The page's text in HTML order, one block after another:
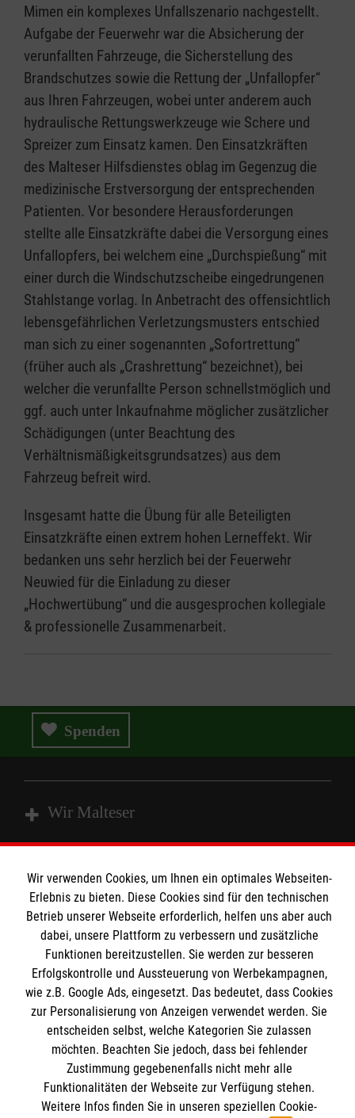
Mimen ein komplexes Unfallszenario nachgestellt.
Aufgabe der Feuerwehr war die Absicherung der
verunfallten Fahrzeuge, die Sicherstellung des
Brandschutzes sowie die Rettung der „Unfallopfer“
aus Ihren Fahrzeugen, wobei unter anderem auch
hydraulische Rettungswerkzeuge wie Schere und
Spreizer zum Einsatz kamen. Den Einsatzkräften
des Malteser Hilfsdienstes oblag im Gegenzug die
medizinische Erstversorgung der entsprechenden
Patienten. Vor besondere Herausforderungen
stellte alle Einsatzkräfte dabei die Versorgung eines
Unfallopfers, bei welchem eine „Durchspießung“ mit
einer durch die Windschutzscheibe eingedrungenen
Stahlstange vorlag. In Anbetracht des offensichtlich
lebensgefährlichen Verletzungsmusters entschied
man sich zu einer sogenannten „Sofortrettung“
(früher auch als „Crashrettung“ bezeichnet), bei
welcher die verunfallte Person schnellstmöglich und
ggf. auch unter Inkaufnahme möglicher zusätzlicher
Schädigungen (unter Beachtung des
Verhältnismäßigkeitsgrundsatzes) aus dem
Fahrzeug befreit wird.
Insgesamt hatte die Übung für alle Beteiligten
Einsatzkräfte einen extrem hohen Lerneffekt. Wir
bedanken uns sehr herzlich bei der Feuerwehr
Neuwied für die Einladung zu dieser
„Hochwertübung“ und die ausgesprochen kollegiale
& professionelle Zusammenarbeit.
Spenden
Wir Malteser
Angebote & Leistungen
Kursangebote
Mitarbeiten
Informationen
Kontakt
Impressum
Datenschutz
Malteser online
Malteserorden
Malteser International
Mediathek
Spendenkonto
Wir verwenden Cookies, um Ihnen ein optimales Webseiten-
Erlebnis zu bieten. Diese Cookies sind für den technischen
Betrieb unserer Webseite erforderlich, helfen uns aber auch
dabei, unsere Plattform zu verbessern und zusätzliche
Funktionen bereitzustellen. Sie werden zur besseren
Erfolgskontrolle und Aussteuerung von Werbekampagnen,
wie z.B. Google Ads, eingesetzt. Das bedeutet, dass Cookies
zur Personalisierung von Anzeigen verwendet werden. Sie
entscheiden selbst, welche Kategorien Sie zulassen
möchten. Beachten Sie jedoch, dass bei fehlender
Zustimmung gegebenenfalls nicht mehr alle
Funktionalitäten der Webseite zur Verfügung stehen.
Weitere Infos finden Sie in unseren speziellen Cookie-